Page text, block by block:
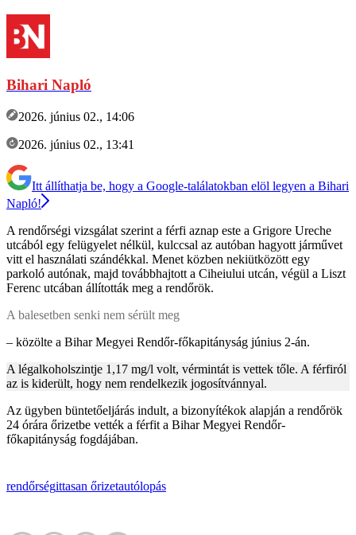
Bihari Napló
2026. június 02., 14:06
2026. június 02., 13:41
Itt állíthatja be, hogy a Google-találatokban elöl legyen a Bihari
Napló!
A rendőrségi vizsgálat szerint a férfi aznap este a Grigore Ureche
utcából egy felügyelet nélkül, kulccsal az autóban hagyott járművet
vitt el használati szándékkal. Menet közben nekiütközött egy
parkoló autónak, majd továbbhajtott a Ciheiului utcán, végül a Liszt
Ferenc utcában állították meg a rendőrök.
A balesetben senki nem sérült meg
– közölte a Bihar Megyei Rendőr-főkapitányság június 2-án.
A légalkoholszintje 1,17 mg/l volt, vérmintát is vettek tőle. A férfiról
az is kiderült, hogy nem rendelkezik jogosítvánnyal.
Az ügyben büntetőeljárás indult, a bizonyítékok alapján a rendőrök
24 órára őrizetbe vették a férfit a Bihar Megyei Rendőr-
főkapitányság fogdájában.
rendőrségittasan őrizetautólopás